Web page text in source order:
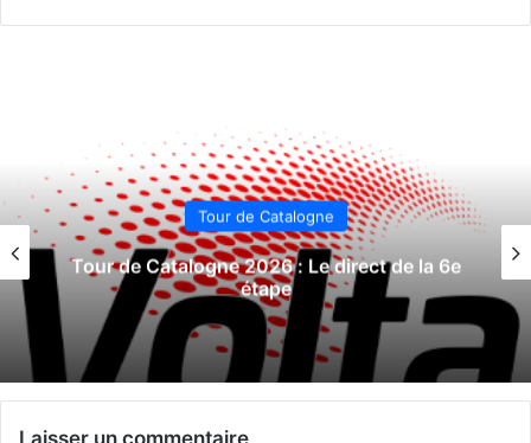
Tour de Catalogne
Tour de Catalogne 2026 : Le direct de la 6e
étape